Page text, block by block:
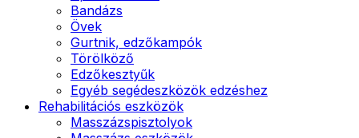
Bandázs
Övek
Gurtnik, edzőkampók
Törölköző
Edzőkesztyűk
Egyéb segédeszközök edzéshez
Rehabilitációs eszközök
Masszázspisztolyok